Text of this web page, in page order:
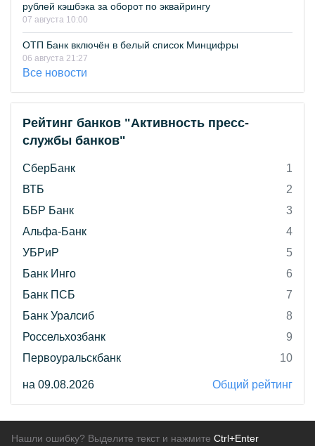
рублей кэшбэка за оборот по эквайрингу
07 августа 10:00
ОТП Банк включён в белый список Минцифры
06 августа 21:27
Все новости
Рейтинг банков "Активность пресс-
службы банков"
СберБанк
1
ВТБ
2
ББР Банк
3
Альфа-Банк
4
УБРиР
5
Банк Инго
6
Банк ПСБ
7
Банк Уралсиб
8
Россельхозбанк
9
Первоуральскбанк
10
на 09.08.2026 Общий рейтинг
Нашли ошибку? Выделите текст и нажмите Ctrl+Enter